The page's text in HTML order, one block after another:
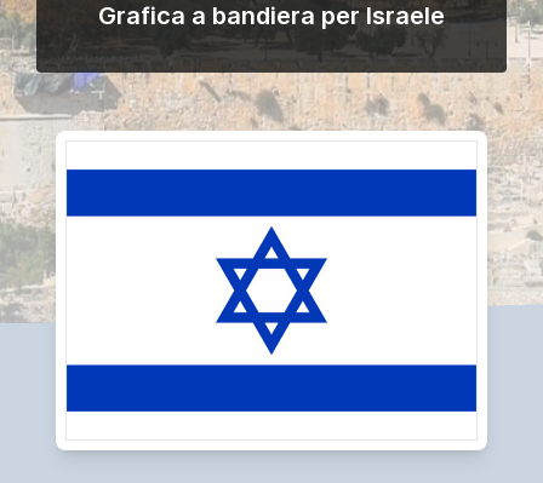
Grafica a bandiera per Israele